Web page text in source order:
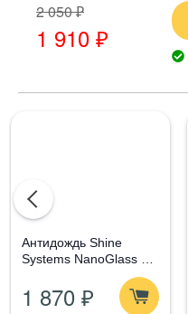
2 050 ₽
1 910 ₽
Aнтидождь Shine
Systems NanoGlass Kit
- Набор по уходу за
стеклом
1 870 ₽